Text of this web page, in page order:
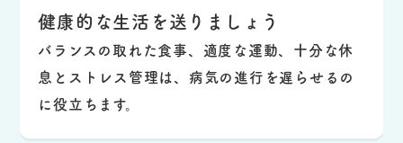
健康的な生活を送りましょう
バランスの取れた食事、適度な運動、十分な休
息とストレス管理は、病気の進行を遅らせるの
に役立ちます。